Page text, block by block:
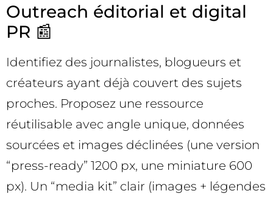
Outreach éditorial et digital
PR 📰
Identifiez des journalistes, blogueurs et
créateurs ayant déjà couvert des sujets
proches. Proposez une ressource
réutilisable avec angle unique, données
sourcées et images déclinées (une version
“press-ready” 1200 px, une miniature 600
px). Un “media kit” clair (images + légendes